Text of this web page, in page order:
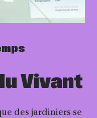
Vivant
des jardiniers se